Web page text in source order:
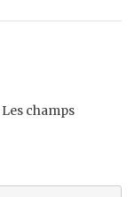
Les champs